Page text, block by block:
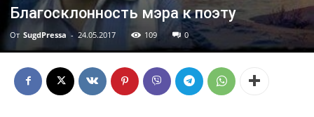
Благосклонность мэра к поэту
От SugdPressa - 24.05.2017 109 0